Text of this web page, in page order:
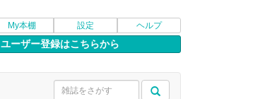
My本棚 設定 ヘルプ
ユーザー登録はこちらから